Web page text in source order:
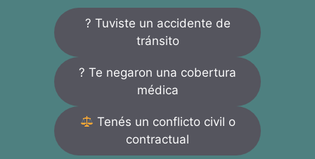
? Tuviste un accidente de
tránsito
? Te negaron una cobertura
médica
Tenés un conflicto civil o
contractual